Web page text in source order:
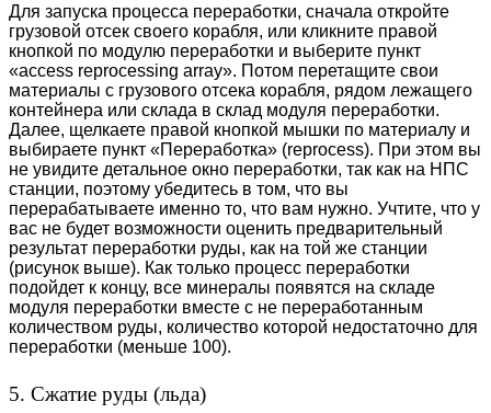
Для запуска процесса переработки, сначала откройте
грузовой отсек своего корабля, или кликните правой
кнопкой по модулю переработки и выберите пункт
«access reprocessing array». Потом перетащите свои
материалы с грузового отсека корабля, рядом лежащего
контейнера или склада в склад модуля переработки.
Далее, щелкаете правой кнопкой мышки по материалу и
выбираете пункт «Переработка» (reprocess). При этом вы
не увидите детальное окно переработки, так как на НПС
станции, поэтому убедитесь в том, что вы
перерабатываете именно то, что вам нужно. Учтите, что у
вас не будет возможности оценить предварительный
результат переработки руды, как на той же станции
(рисунок выше). Как только процесс переработки
подойдет к концу, все минералы появятся на складе
модуля переработки вместе с не переработанным
количеством руды, количество которой недостаточно для
переработки (меньше 100).
5. Сжатие руды (льда)